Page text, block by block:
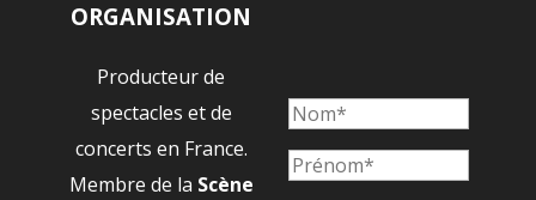
ORGANISATION
Producteur de
spectacles et de
concerts en France.
Membre de la Scène